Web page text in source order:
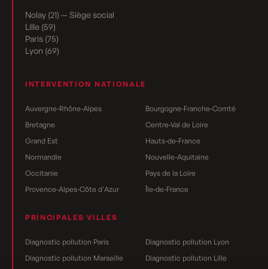
Nolay (21) — Siège social
Lille (59)
Paris (75)
Lyon (69)
INTERVENTION NATIONALE
Auvergne-Rhône-Alpes
Bourgogne-Franche-Comté
Bretagne
Centre-Val de Loire
Grand Est
Hauts-de-France
Normandie
Nouvelle-Aquitaine
Occitanie
Pays de la Loire
Provence-Alpes-Côte d'Azur
Île-de-France
PRINCIPALES VILLES
Diagnostic pollution Paris
Diagnostic pollution Lyon
Diagnostic pollution Marseille
Diagnostic pollution Lille